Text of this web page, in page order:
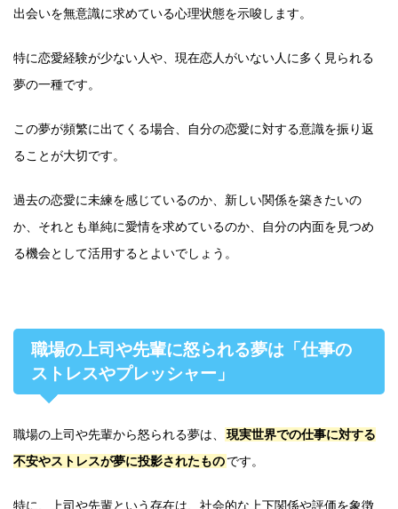
出会いを無意識に求めている心理状態を示唆します。
特に恋愛経験が少ない人や、現在恋人がいない人に多く見られる
夢の一種です。
この夢が頻繁に出てくる場合、自分の恋愛に対する意識を振り返
ることが大切です。
過去の恋愛に未練を感じているのか、新しい関係を築きたいの
か、それとも単純に愛情を求めているのか、自分の内面を見つめ
る機会として活用するとよいでしょう。
職場の上司や先輩に怒られる夢は「仕事の
ストレスやプレッシャー」
職場の上司や先輩から怒られる夢は、
現実世界での仕事に対する
不安やストレスが夢に投影されたものです。
特に、上司や先輩という存在は、社会的な上下関係や評価を象徴